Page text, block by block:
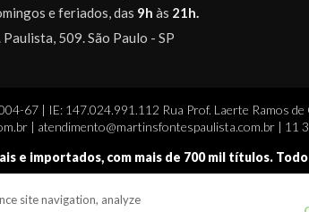
e feriados, das 9h às 21h.
Paulista, 509. São Paulo - SP
67 | IE: 147.024.991.112 Rua Prof. Laerte Ramos de
| atendimento@martinsfontespaulista.com.br | 11
e importados, com mais de 700 mil títulos.
site navigation, analyze